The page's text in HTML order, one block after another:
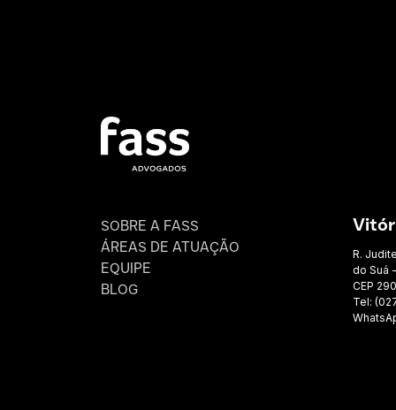
SOBRE A FASS
ÁREAS DE ATUAÇÃO
EQUIPE
BLOG
R.
do Suá
CEP
Tel: